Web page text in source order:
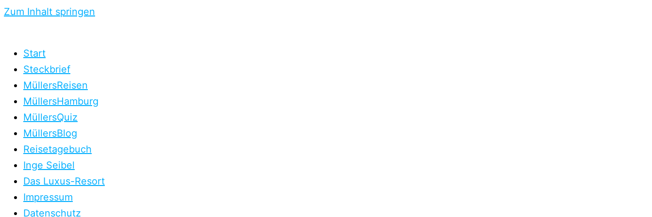
Zum Inhalt springen
Start
Steckbrief
MüllersReisen
MüllersHamburg
MüllersQuiz
MüllersBlog
Reisetagebuch
Inge Seibel
Das Luxus-Resort
Impressum
Datenschutz